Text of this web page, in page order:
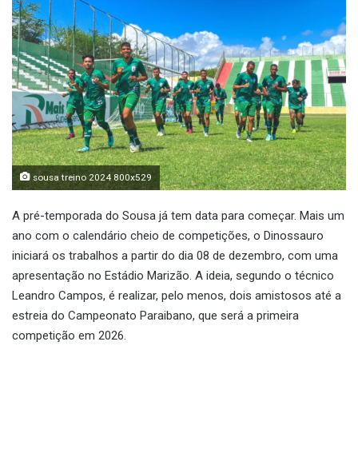
mail
sousa treino 2024 800x529
A pré-temporada do Sousa já tem data para começar. Mais um
ano com o calendário cheio de competições, o Dinossauro
iniciará os trabalhos a partir do dia 08 de dezembro, com uma
apresentação no Estádio Marizão. A ideia, segundo o técnico
Leandro Campos, é realizar, pelo menos, dois amistosos até a
estreia do Campeonato Paraibano, que será a primeira
competição em 2026.